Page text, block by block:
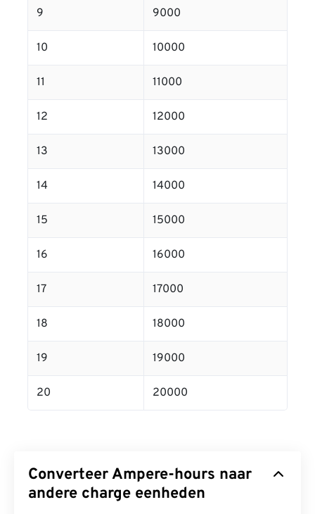
9 9000
10 10000
11 11000
12 12000
13 13000
14 14000
15 15000
16 16000
17 17000
18 18000
19 19000
20 20000
Converteer Ampere-hours naar
andere charge eenheden